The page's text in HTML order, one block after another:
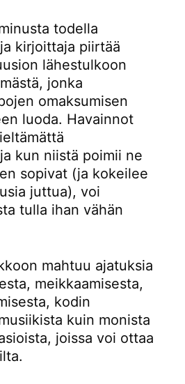
todella
kirjoittaja piirtää
lähestulkoon
jonka
omaksumisen
luoda. Havainnot
kun niistä poimii ne
sopivat (ja kokeilee
juttua), voi
tulla ihan vähän
mahtuu ajatuksia
meikkaamisesta,
kodin
kuin monista
joissa voi ottaa